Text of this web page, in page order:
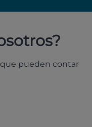
que pueden contar